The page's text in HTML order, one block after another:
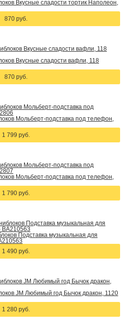
Вкусные сладости тортик Наполеон,
870 руб.
Вкусные сладости вафли, 118
870 руб.
Мольберт-подставка под телефон,
1 799 руб.
Мольберт-подставка под телефон,
1 790 руб.
Подставка музыкальная для
1 490 руб.
JM Любимый год Бычок дракон, 1120
1 280 руб.